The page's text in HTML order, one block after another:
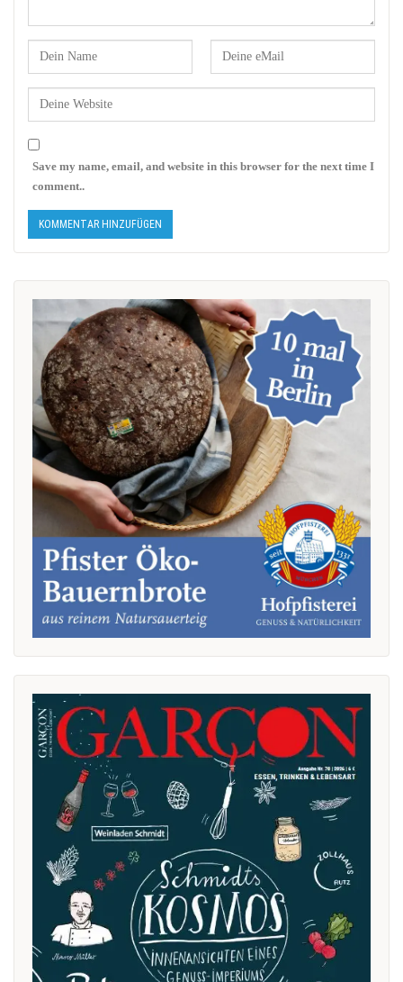
Save my name, email, and website in this browser for the next time I
comment..